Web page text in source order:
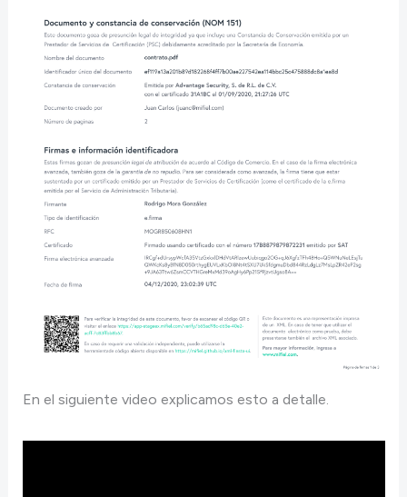
En el siguiente video explicamos esto a detalle.